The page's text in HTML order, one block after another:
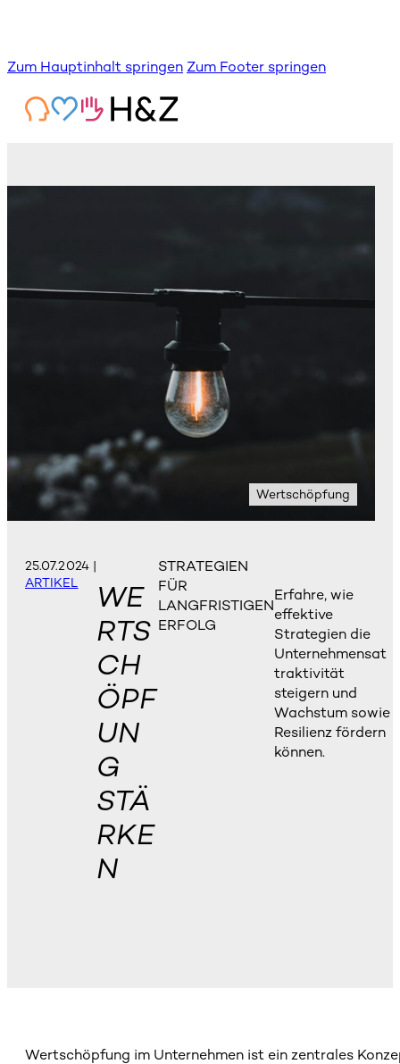
Zum Hauptinhalt springen Zum Footer springen
Wertschöpfung
25.07.2024|
ARTIKEL
WE
RTS
CH
ÖPF
UN
G
STÄ
RKE
N
STRATEGIEN
FÜR
LANGFRISTIGEN
ERFOLG
Erfahre, wie
effektive
Strategien die
Unternehmensat
traktivität
steigern und
Wachstum sowie
Resilienz fördern
können.
Wertschöpfung im Unternehmen ist ein zentrales